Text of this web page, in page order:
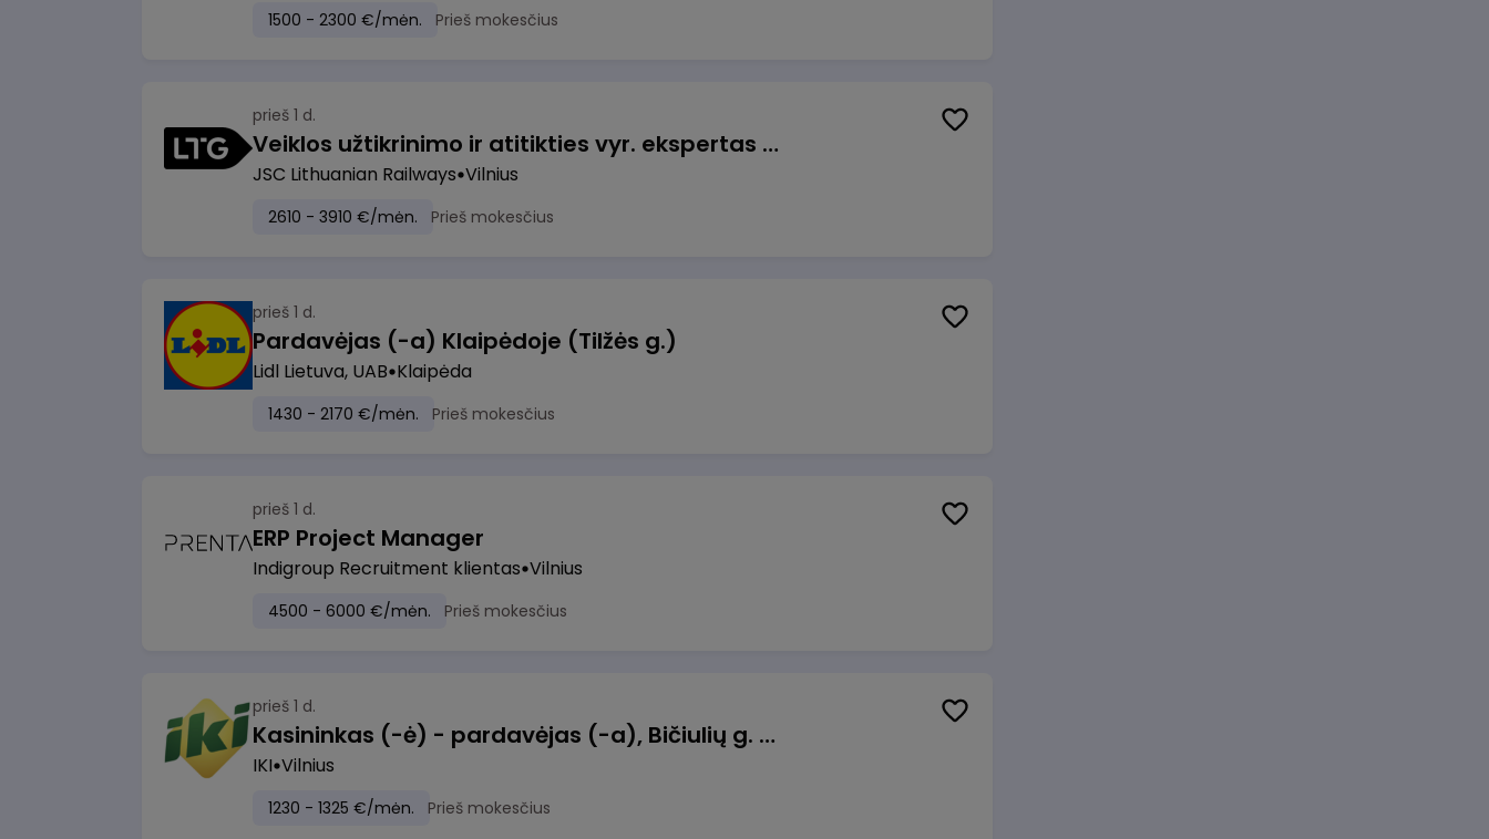
1500 - 2300 €/mėn. Prieš mokesčius
prieš 1 d.
Veiklos užtikrinimo ir atitikties vyr. ekspertas (-ė) (Vilnius, LT)
JSC Lithuanian Railways Vilnius
2610 - 3910 €/mėn. Prieš mokesčius
prieš 1 d.
Pardavėjas (-a) Klaipėdoje (Tilžės g.)
Lidl Lietuva, UAB Klaipėda
1430 - 2170 €/mėn. Prieš mokesčius
prieš 1 d.
ERP Project Manager
Indigroup Recruitment klientas Vilnius
4500 - 6000 €/mėn. Prieš mokesčius
prieš 1 d.
Kasininkas (-ė) - pardavėjas (-a), Bičiulių g. 36, Bukiškis, Vilnius
IKI Vilnius
1230 - 1325 €/mėn. Prieš mokesčius